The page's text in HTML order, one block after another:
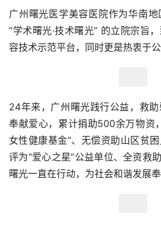
广州曙光医学美容医院作为华南
“学术曙光·技术曙光” 的立院宗旨
容技术示范平台，同时更是热衷于
24年来，广州曙光践行公益，救
奉献爱心，累计捐助500余万物资
女性健康基金”、无偿资助山区贫
评为“爱心之星”公益单位、全资救
曙光一直在行动，为社会和谐发展